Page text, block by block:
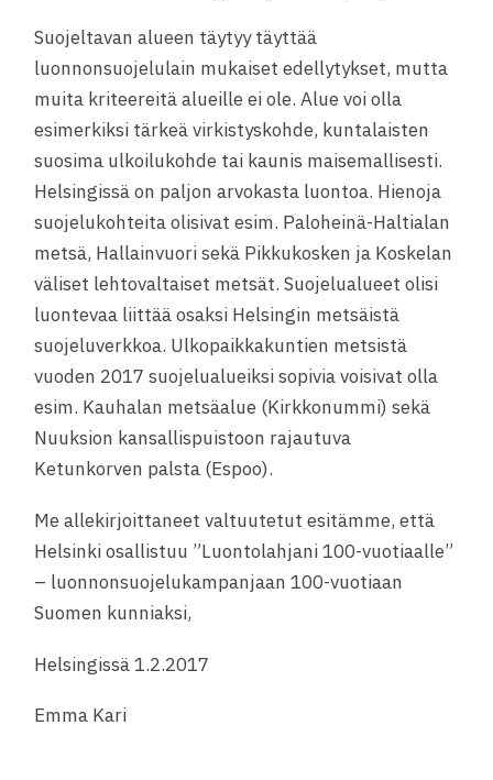
Suojeltavan alueen täytyy täyttää
luonnonsuojelulain mukaiset edellytykset, mutta
muita kriteereitä alueille ei ole. Alue voi olla
esimerkiksi tärkeä virkistyskohde, kuntalaisten
suosima ulkoilukohde tai kaunis maisemallisesti.
Helsingissä on paljon arvokasta luontoa. Hienoja
suojelukohteita olisivat esim. Paloheinä-Haltialan
metsä, Hallainvuori sekä Pikkukosken ja Koskelan
väliset lehtovaltaiset metsät. Suojelualueet olisi
luontevaa liittää osaksi Helsingin metsäistä
suojeluverkkoa. Ulkopaikkakuntien metsistä
vuoden 2017 suojelualueiksi sopivia voisivat olla
esim. Kauhalan metsäalue (Kirkkonummi) sekä
Nuuksion kansallispuistoon rajautuva
Ketunkorven palsta (Espoo).
Me allekirjoittaneet valtuutetut esitämme, että
Helsinki osallistuu ”Luontolahjani 100-vuotiaalle”
– luonnonsuojelukampanjaan 100-vuotiaan
Suomen kunniaksi,
Helsingissä 1.2.2017
Emma Kari